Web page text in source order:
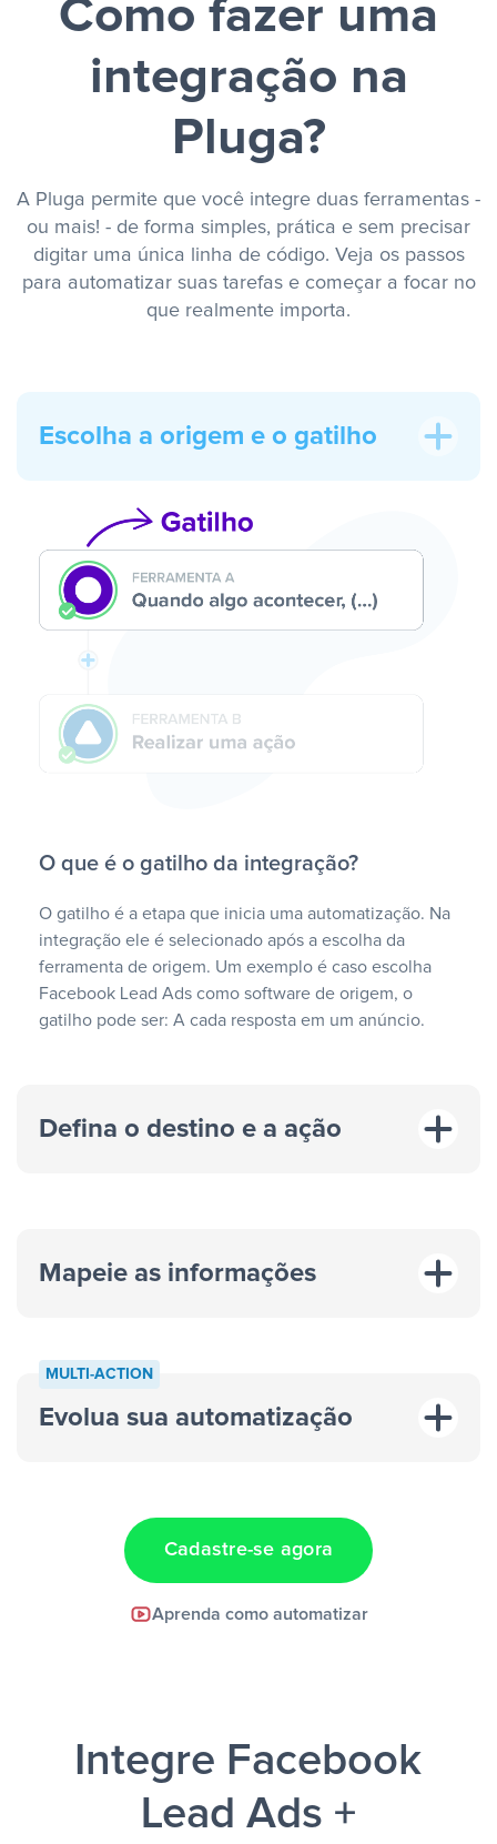
Como fazer uma
integração na
Pluga?
A Pluga permite que você integre duas ferramentas -
ou mais! - de forma simples, prática e sem precisar
digitar uma única linha de código. Veja os passos
para automatizar suas tarefas e começar a focar no
que realmente importa.
Escolha a origem e o gatilho
O que é o gatilho da integração?
O gatilho é a etapa que inicia uma automatização. Na
integração ele é selecionado após a escolha da
ferramenta de origem. Um exemplo é caso escolha
Facebook Lead Ads como software de origem, o
gatilho pode ser: A cada resposta em um anúncio.
Defina o destino e a ação
“A cada resposta em um anúncio”
Mapeie as informações
MULTI-ACTION
Evolua sua automatização
Cadastre-se agora
Aprenda como automatizar
Integre Facebook
Lead Ads +